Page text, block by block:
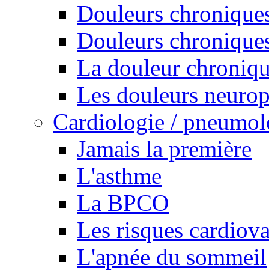
Douleurs
Douleurs
La douleur
Les douleurs
Cardiologie /
Jamais la première
L'asthme
La BPCO
Les risques
L'apnée du sommeil